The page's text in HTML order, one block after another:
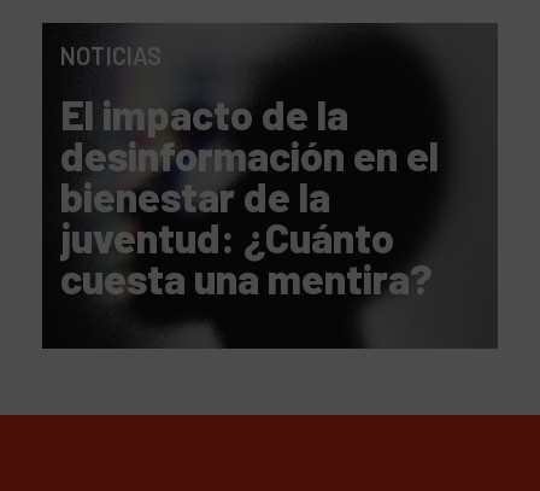
NOTICIAS
El impacto de la
desinformación en el
bienestar de la
juventud: ¿Cuánto
cuesta una mentira?